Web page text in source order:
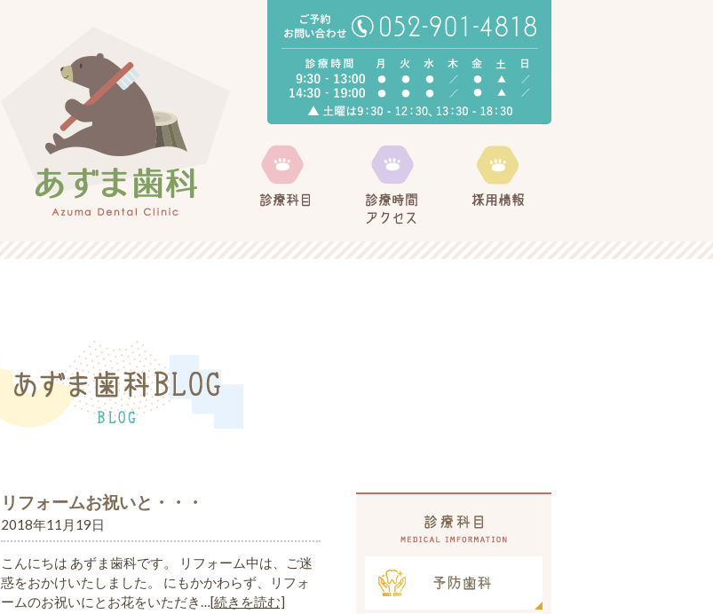
リフォームお祝いと・・・
2018年11月19日
こんにちは あずま歯科です。 リフォーム中は、ご迷
惑をおかけいたしました。 にもかかわらず、リフォ
ームのお祝いにとお花をいただき…[続きを読む]